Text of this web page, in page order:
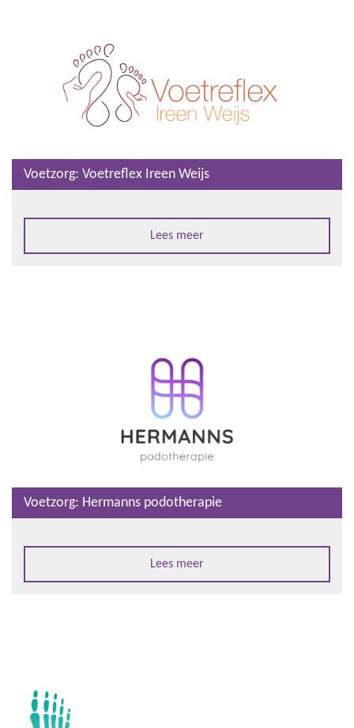
Voetzorg: Voetreflex Ireen Weijs
Lees meer
Voetzorg: Hermanns podotherapie
Lees meer